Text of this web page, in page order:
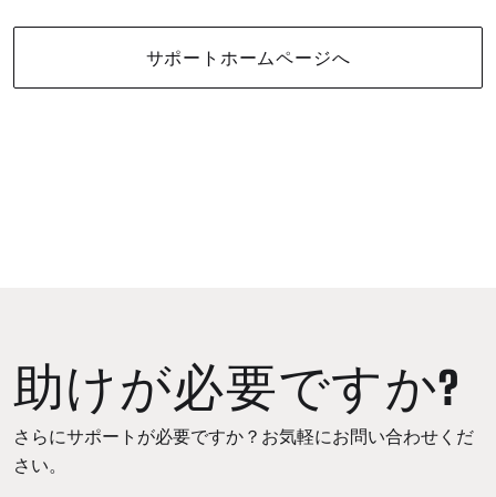
サポートホームページへ
助けが必要ですか?
さらにサポートが必要ですか？お気軽にお問い合わせくだ
さい。